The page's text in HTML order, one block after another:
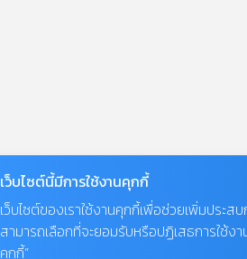
เว็บไซต์นี้มีการใช้งานคุกกี้
เว็บไซต์ของเราใช้งานคุกกี้เพื่อช่วยเพิ่มประ
สามารถเลือกที่จะยอมรับหรือปฏิเสธการใช้ง
คุกกี้”